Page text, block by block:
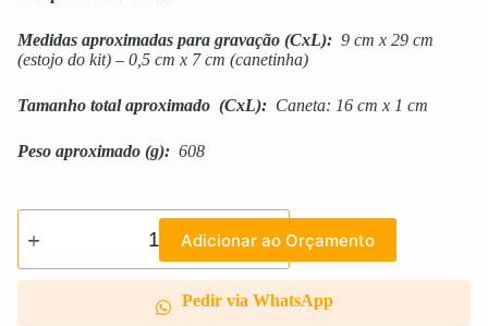
Medidas aproximadas para gravação (CxL): 9 cm x 29 cm
(estojo do kit) – 0,5 cm x 7 cm (canetinha)
Tamanho total aproximado (CxL): Caneta: 16 cm x 1 cm
Peso aproximado (g): 608
Adicionar ao Orçamento
Pedir via WhatsApp